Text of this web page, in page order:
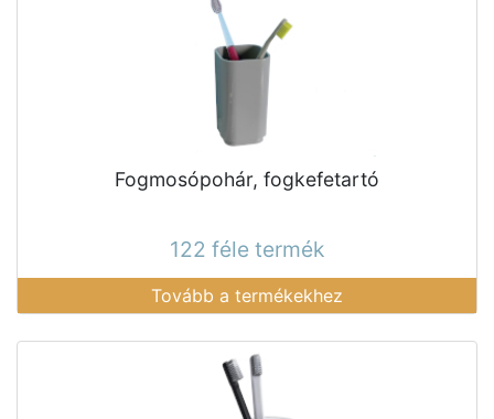
Fogmosópohár, fogkefetartó
122 féle termék
Tovább a termékekhez